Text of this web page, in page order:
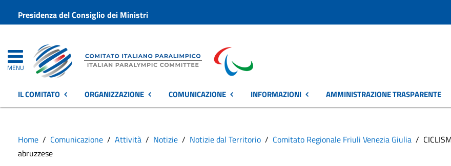
Presidenza del Consiglio dei Ministri
MENU
IL COMITATO ORGANIZZAZIONE COMUNICAZIONE INFORMAZIONI AMMINISTRAZIONE TRASPARENTE
Home Comunicazione Attività Notizie Notizie dal Territorio Comitato Regionale Friuli Venezia Giulia
abruzzese